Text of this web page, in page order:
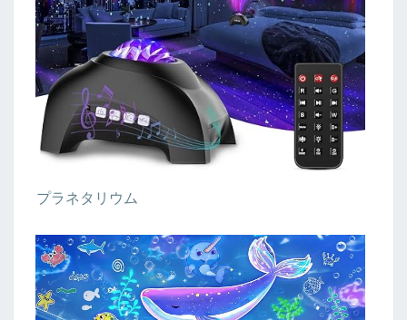
プラネタリウム